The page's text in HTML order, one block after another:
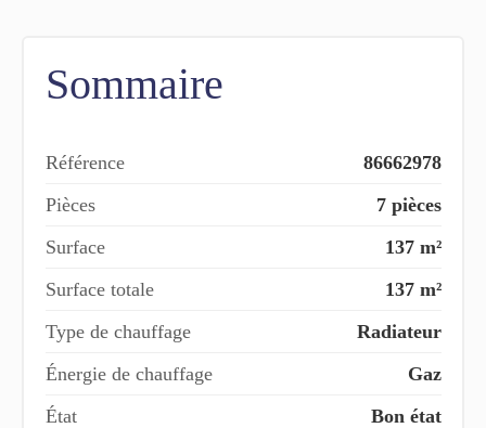
Sommaire
Référence
86662978
Pièces
7 pièces
Surface
137 m²
Surface totale
137 m²
Type de chauffage
Radiateur
Énergie de chauffage
Gaz
État
Bon état